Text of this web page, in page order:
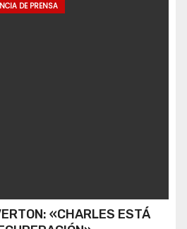
DE PRENSA
«CHARLES ESTÁ